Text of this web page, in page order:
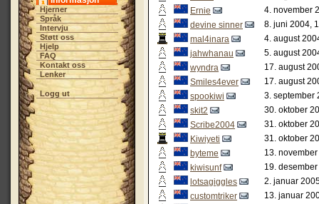
Hjerner
Språk
Intervju
Støtt oss
Hjelp
FAQ
Kontakt oss
Lenker
Logg ut
Ernie
4. november
devine sinner
8. juni 2004,
mal4inara
4. august
jahwhanau
5. august
wyndra
17. august
Smiles4ever
17. august
spookiwi
3. september
skit2
30. oktober
Scribe2004
31. oktober
Kiwiyeti
31. oktober
byteme
13.
kiwisunf
19.
lotsagiggles
2. januar
customtriker
13. januar